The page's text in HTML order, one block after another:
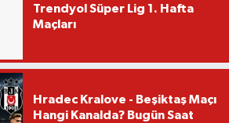
Trendyol Süper Lig 1. Hafta
Maçları
Hradec Kralove - Beşiktaş Maçı
Hangi Kanalda? Bugün Saat